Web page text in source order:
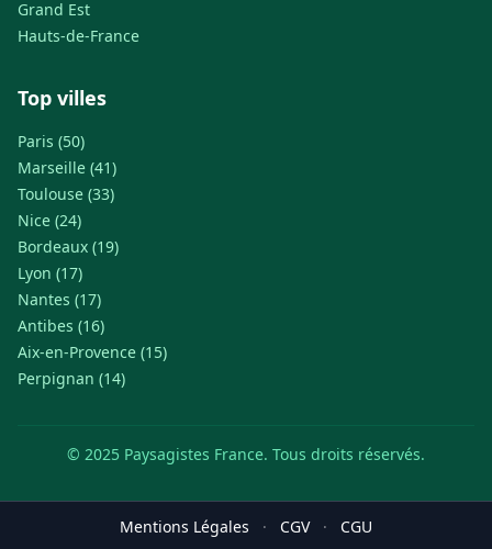
Grand Est
Hauts-de-France
Top villes
Paris (50)
Marseille (41)
Toulouse (33)
Nice (24)
Bordeaux (19)
Lyon (17)
Nantes (17)
Antibes (16)
Aix-en-Provence (15)
Perpignan (14)
© 2025 Paysagistes France. Tous droits réservés.
Mentions Légales · CGV · CGU